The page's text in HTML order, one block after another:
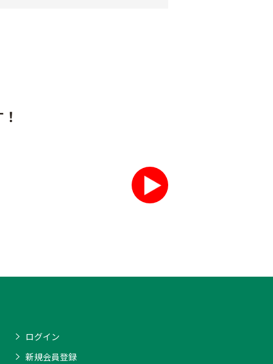
ログイン
新規会員登録